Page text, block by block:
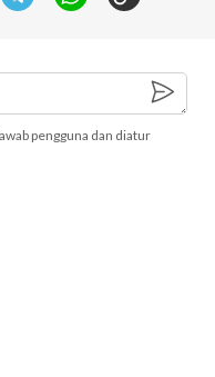
pengguna dan diatur